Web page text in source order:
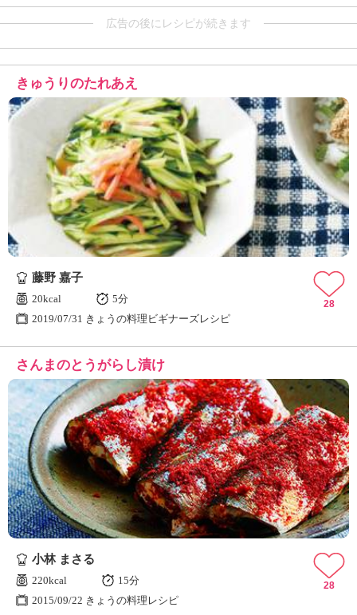
広告の後にレシピが続きます
きゅうりのたれあえ
藤野 嘉子
20kcal
5分
2019/07/31 きょうの料理ビギナーズレシピ
28
さんまのとうがらし漬け
小林 まさる
220kcal
15分
2015/09/22 きょうの料理レシピ
28